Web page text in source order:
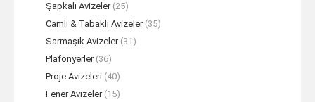
Şapkalı Avizeler (25)
Camlı & Tabaklı Avizeler (35)
Sarmaşık Avizeler (31)
Plafonyerler (36)
Proje Avizeleri (40)
Fener Avizeler (15)